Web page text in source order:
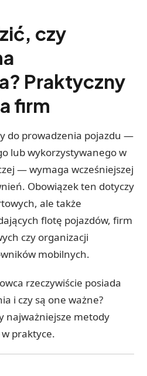
czy
Praktyczny
firm
do prowadzenia pojazdu —
lub wykorzystywanego w
— wymaga wcześniejszej
Obowiązek ten dotyczy
ale także
flotę pojazdów, firm
czy organizacji
mobilnych.
rzeczywiście posiada
i czy są one ważne?
najważniejsze metody
praktyce.